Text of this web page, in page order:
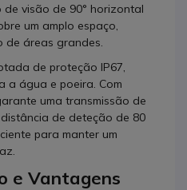
de visão de 90° horizontal
um amplo espaço,
de áreas grandes.
de proteção IP67,
a água e poeira. Com
uma transmissão de
de deteção de 80
para manter um
e Vantagens